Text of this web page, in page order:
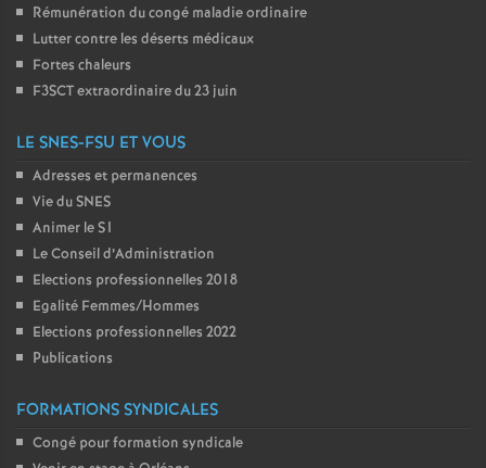
Rémunération du congé maladie ordinaire
Lutter contre les déserts médicaux
Fortes chaleurs
F3SCT extraordinaire du 23 juin
LE SNES-FSU ET VOUS
Adresses et permanences
Vie du SNES
Animer le S1
Le Conseil d’Administration
Elections professionnelles 2018
Egalité Femmes/Hommes
Elections professionnelles 2022
Publications
FORMATIONS SYNDICALES
Congé pour formation syndicale